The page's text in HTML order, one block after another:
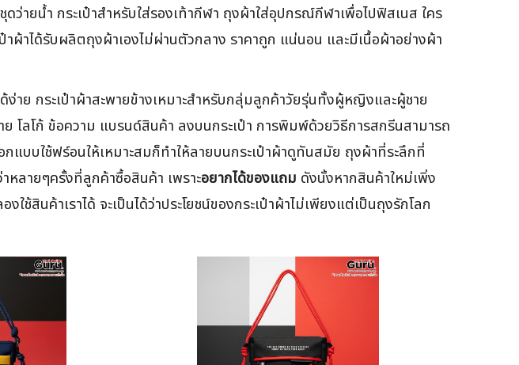
ว่ายน้ำ กระเป๋าสำหรับใส่รองเท้ากีฬา ถุงผ้าใส่อุปกรณ์กีฬาเพื่อไปฟิสเนส ใคร
ผ้าได้รับผลิตถุงผ้าเองไม่ผ่านตัวกลาง ราคาถูก แน่นอน และมีเนื้อผ้าอย่างผ้า
าย กระเป๋าผ้าสะพายข้างเหมาะสำหรับกลุ่มลูกค้าวัยรุ่นทั้งผู้หญิงและผู้ชาย
โลโก้ ข้อความ แบรนด์สินค้า ลงบนกระเป๋า การพิมพ์ด้วยวิธีการสกรีนสามารถ
บใช้ฟร์อนให้เหมาะสมก็ทำให้ลายบนกระเป๋าผ้าดูทันสมัย ถุงผ้าที่ระลึกที่
หลายๆครั้งที่ลูกค้าซื้อสินค้า เพราะอยากได้ของแถม ดังนั้งหากสินค้าใหม่เพิ่ง
สินค้าเราได้ จะเป็นได้ว่าประโยชน์ของกระเป๋าผ้าไม่เพียงแต่เป็นถุงรักโลก